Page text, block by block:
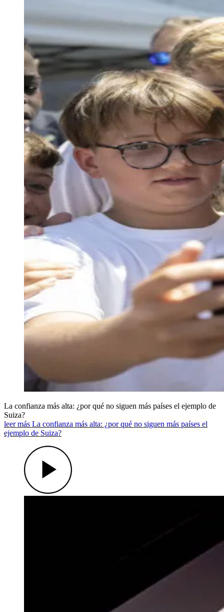
La confianza más alta: ¿por qué no siguen más países el ejemplo de
Suiza?
leer más La confianza más alta: ¿por qué no siguen más países el
ejemplo de Suiza?